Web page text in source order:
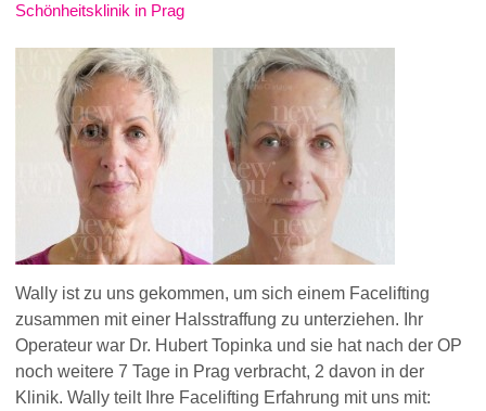
Schönheitsklinik in Prag
Wally ist zu uns gekommen, um sich einem Facelifting
zusammen mit einer Halsstraffung zu unterziehen. Ihr
Operateur war Dr. Hubert Topinka und sie hat nach der OP
noch weitere 7 Tage in Prag verbracht, 2 davon in der
Klinik. Wally teilt Ihre Facelifting Erfahrung mit uns mit: